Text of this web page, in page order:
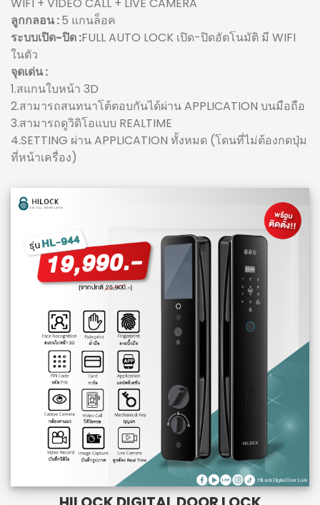
ลูกกลอน :5 แกนล็อค
ระบบเปิด-ปิด :FULL AUTO LOCK เปิด-ปิดอัตโนมัติ มี WIFI
ในตัว
จุดเด่น :
1.สแกนใบหน้า 3D
2.สามารถสนทนาโต้ตอบกันได้ผ่าน APPLICATION บนมือถือ
3.สามารถดูวิดิโอแบบ REALTIME
4.SETTING ผ่าน APPLICATION ทั้งหมด (โดนที่ไม่ต้องกดปุ่ม
ที่หน้าเครื่อง)